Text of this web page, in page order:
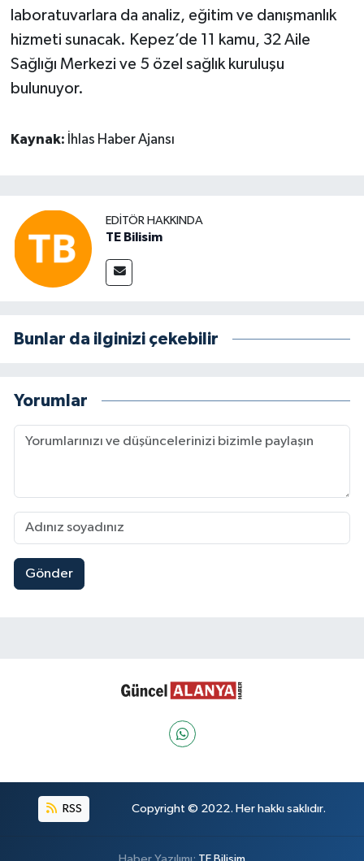
laboratuvarlara da analiz, eğitim ve danışmanlık
hizmeti sunacak. Kepez’de 11 kamu, 32 Aile
Sağlığı Merkezi ve 5 özel sağlık kuruluşu
bulunuyor.
Kaynak: İhlas Haber Ajansı
EDITÖR HAKKINDA
TE Bilisim
Bunlar da ilginizi çekebilir
Yorumlar
Gönder
RSS Copyright © 2022. Her hakkı saklıdır.